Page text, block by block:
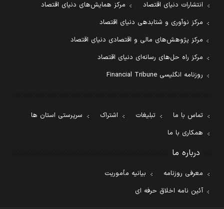
انتشارات دنیای اقتصاد
مرکز همایش‌های دنیای اقتصاد
مرکز نوآوری و شتابدهی دنیای اقتصاد
مرکز پژوهش‌های مالی و اقتصادی دنیای اقتصاد
مرکز راه حل‌های رسانه‌ای دنیای اقتصاد
روزنامه انگلیسی Financial Tribune
تماس با ما تبلیغات اشتراک
سرپرستی استان ها
همکاری با ما
درباره ما
معرفی روزنامه
بیانیه مأموریت
آئین نامه اخلاق حرفه ای